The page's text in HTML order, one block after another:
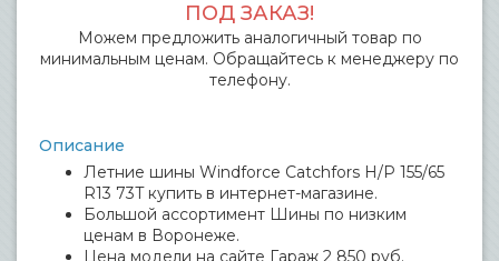
ПОД ЗАКАЗ!
Можем предложить аналогичный товар по
минимальным ценам. Обращайтесь к менеджеру по
телефону.
Описание
Летние шины Windforce Catchfors H/P 155/65
R13 73T купить в интернет-магазине.
Большой ассортимент Шины по низким
ценам в Воронеже.
Цена модели на сайте Гараж 2 850 руб.